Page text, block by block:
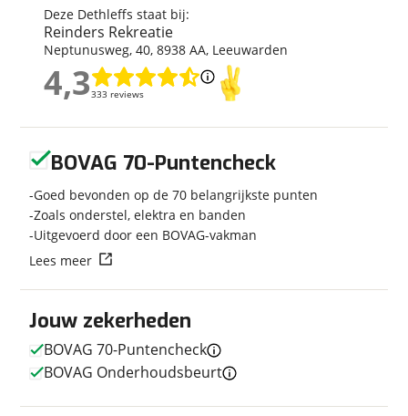
Uitvoering
Bouwjaar
Modeljaar
2026
Carrosserievorm
Caravan
Nieuw of occasion
Nieuw
Afmetingen en gewicht
Hoogte
Massa ledig voertuig
Maximaal toelaatbaar
gewicht
1.700 kg
Deze Dethleffs staat bij:
Reinders Rekreatie
Neptunusweg, 40, 8938 AA, Leeuwarden
4,3333 reviews
4,3
Jouw zekerheden
BOVAG 70-Puntencheck
BOVAG Onderhoudsbeurt
BOVAG 70-Puntencheck
Goed bevonden op de 70 belangrijkste punten
Zoals onderstel, elektra en banden
Uitgevoerd door een BOVAG-vakman
Lees meer